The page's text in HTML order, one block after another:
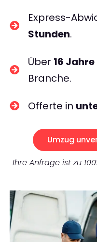
Express-
Stunden.
Über 16
Branche.
Offerte in
Umzug
Ihre Anfrage ist zu